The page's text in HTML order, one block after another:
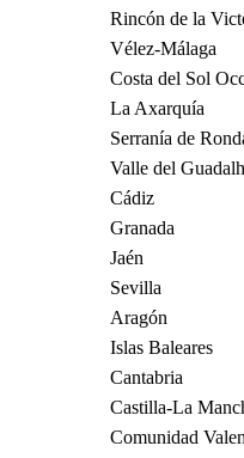
Rincón de la
Vélez-Málaga
Costa del Sol
La Axarquía
Serranía de
Valle del
Cádiz
Granada
Jaén
Sevilla
Aragón
Islas Baleares
Cantabria
Castilla-La
Comunidad